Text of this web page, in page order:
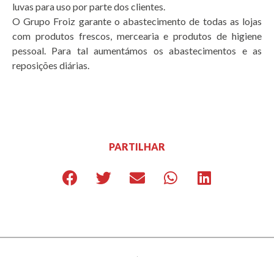
luvas para uso por parte dos clientes.
O Grupo Froiz garante o abastecimento de todas as lojas
com produtos frescos, mercearia e produtos de higiene
pessoal. Para tal aumentámos os abastecimentos e as
reposições diárias.
PARTILHAR